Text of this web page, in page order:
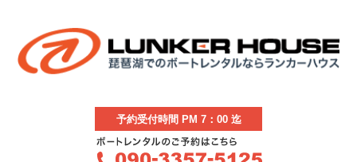
予約受付時間 PM 7：00 迄